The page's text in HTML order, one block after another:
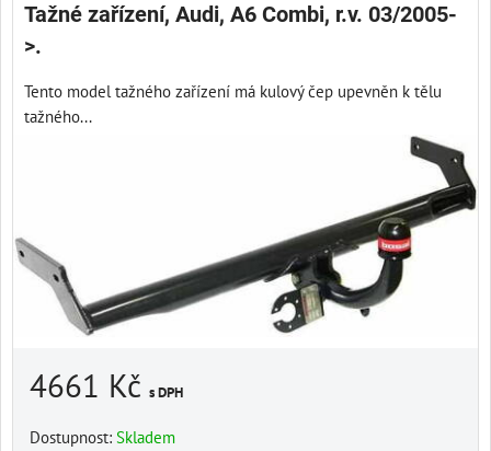
Tažné zařízení, Audi, A6 Combi, r.v. 03/2005-
>.
Tento model tažného zařízení má kulový čep upevněn k tělu
tažného...
4661 Kč s DPH
Dostupnost: Skladem